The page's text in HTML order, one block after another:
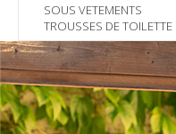
SOUS VETEMENTS
TROUSSES DE TOILETTE